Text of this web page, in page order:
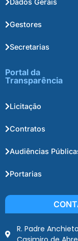
Dados Gerais
Gestores
Secretarias
Portal da
Transparência
Licitação
Contratos
Audiências
Portarias
R. Padre